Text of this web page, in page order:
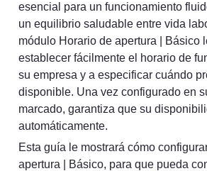
esencial para un funcionamiento
un equilibrio saludable entre vida
módulo Horario de apertura | Básico
establecer fácilmente el horario de
su empresa y a especificar cuándo
disponible. Una vez configurado en
marcado, garantiza que su
automáticamente.
Esta guía le mostrará cómo
apertura | Básico, para que pueda